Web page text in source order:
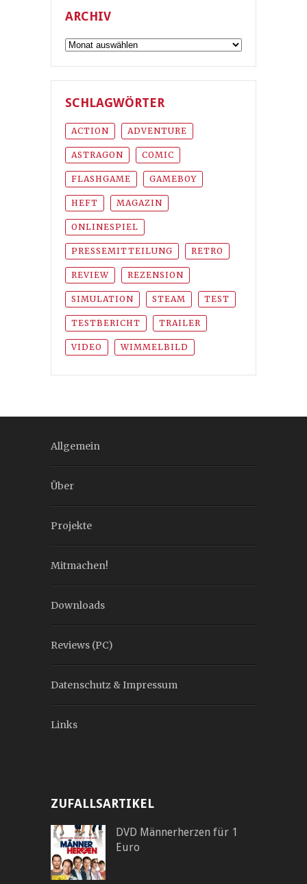
ARCHIV
Archiv
SCHLAGWÖRTER
ACTION ADVENTURE
ASTRAGON COMIC
FLASHGAME GAMEBOY
HEFT MAGAZIN
ONLINESPIEL
PRESSEMITTEILUNG RETRO
REVIEW REZENSION
SIMULATION STEAM TEST
TESTBERICHT TRAILER
VIDEO WIMMELBILD
Allgemein
Über
Projekte
Mitmachen!
Downloads
Reviews (PC)
Datenschutz & Impressum
Links
ZUFALLSARTIKEL
DVD Männerherzen für 1
Euro